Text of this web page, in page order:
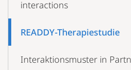
interactions
READDY-Therapiestudie
Interaktionsmuster in